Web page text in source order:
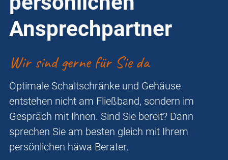
Ansprechpartner
Wir sind gerne für Sie da
Optimale Schaltschränke und Gehäuse
entstehen nicht am Fließband, sondern im
Gespräch mit Ihnen. Sind Sie bereit? Dann
sprechen Sie am besten gleich mit Ihrem
persönlichen häwa Berater.